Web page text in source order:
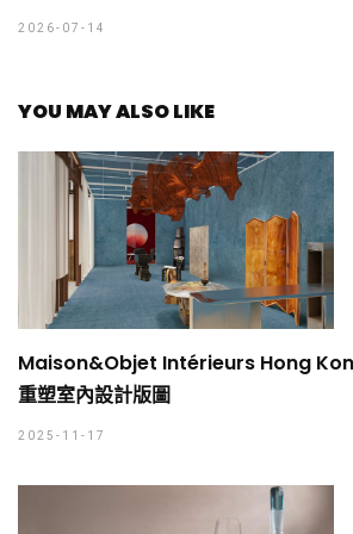
2026-07-14
YOU MAY ALSO LIKE
Maison&Objet Intérieurs Hong
重塑室內設計版圖
2025-11-17